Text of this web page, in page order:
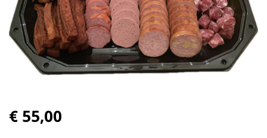
€ 55,00